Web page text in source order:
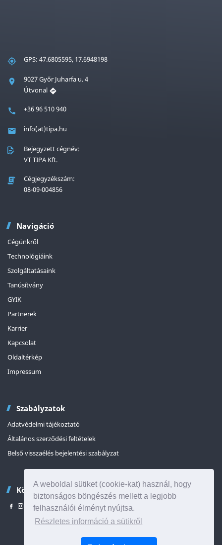
A weboldal sütiket (cookie-kat) használ, hogy
biztonságos böngészés mellett a legjobb
felhasználói élményt nyújtsa.
Részletes információ a sütikről
GPS: 47.6805595, 17.6948198
9027 Győr Juharfa u. 4
Útvonal
+36 96 510 940
info(at)tipa.hu
Bejegyzett cégnév:
VT TIPA Kft.
Cégjegyzékszám:
08-09-004856
Navigáció
Cégünkről
Technológiáink
Szolgáltatásaink
Tanúsítvány
GYIK
Partnerek
Karrier
Kapcsolat
Oldaltérkép
Impressum
Szabályzatok
Adatvédelmi tájékoztató
Általános szerződési feltételek
Belső visszaélés bejelentési szabályzat
Kövessen minket
Az oldal tetejére